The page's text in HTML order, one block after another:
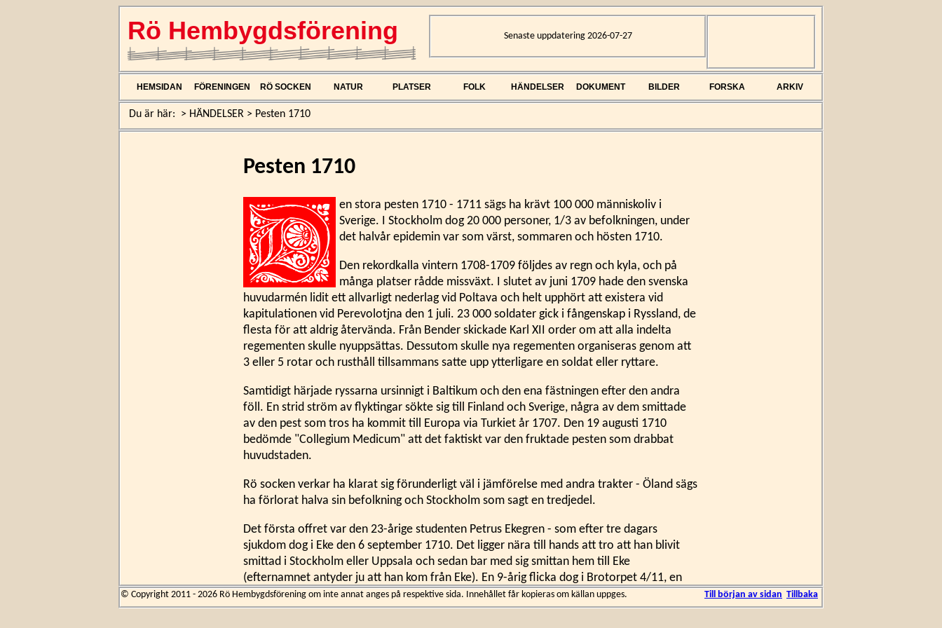
Rö Hembygdsförening Senaste uppdatering 2026-07-27
HEMSIDAN FÖRENINGEN RÖ SOCKEN NATUR PLATSER FOLK HÄNDELSER DOKUMENT BILDER FORSKA ARKIV
Du är här: > HÄNDELSER > Pesten 1710
Pesten 1710
en stora pesten 1710 - 1711 sägs ha krävt 100 000 människoliv i
Sverige. I Stockholm dog 20 000 personer, 1/3 av befolkningen, under
det halvår epidemin var som värst, sommaren och hösten 1710.
Den rekordkalla vintern 1708-1709 följdes av regn och kyla, och på
många platser rådde missväxt. I slutet av juni 1709 hade den svenska
huvudarmén lidit ett allvarligt nederlag vid Poltava och helt upphört att existera vid
kapitulationen vid Perevolotjna den 1 juli. 23 000 soldater gick i fångenskap i Ryssland, de
flesta för att aldrig återvända. Från Bender skickade Karl XII order om att alla indelta
regementen skulle nyuppsättas. Dessutom skulle nya regementen organiseras genom att
3 eller 5 rotar och rusthåll tillsammans satte upp ytterligare en soldat eller ryttare.
Samtidigt härjade ryssarna ursinnigt i Baltikum och den ena fästningen efter den andra
föll. En strid ström av flyktingar sökte sig till Finland och Sverige, några av dem smittade
av den pest som tros ha kommit till Europa via Turkiet år 1707. Den 19 augusti 1710
bedömde "Collegium Medicum" att det faktiskt var den fruktade pesten som drabbat
huvudstaden.
Rö socken verkar ha klarat sig förunderligt väl i jämförelse med andra trakter - Öland sägs
ha förlorat halva sin befolkning och Stockholm som sagt en tredjedel.
Det första offret var den 23-årige studenten Petrus Ekegren - som efter tre dagars
sjukdom dog i Eke den 6 september 1710. Det ligger nära till hands att tro att han blivit
smittad i Stockholm eller Uppsala och sedan bar med sig smittan hem till Eke
(efternamnet antyder ju att han kom från Eke). En 9-årig flicka dog i Brotorpet 4/11, en
pojke där 11/12 och i Eke förlorade Anders Matsson två söner och en sonson 4/12.
© Copyright 2011 - 2026 Rö Hembygdsförening om inte annat anges på respektive sida. Innehållet får kopieras om källan uppges. Till början av sidan Tillbaka